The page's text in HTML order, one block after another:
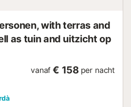
with terras and
as tuin and uitzicht op
vanaf € 158 per nacht